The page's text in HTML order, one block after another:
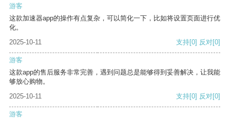
游客
这款加速器app的操作有点复杂，可以简化一下，比如将设置页面进行优
化。
2025-10-11
支持[0] 反对[0]
游客
这款app的售后服务非常完善，遇到问题总是能够得到妥善解决，让我能
够放心购物。
2025-10-11
支持[0] 反对[0]
游客